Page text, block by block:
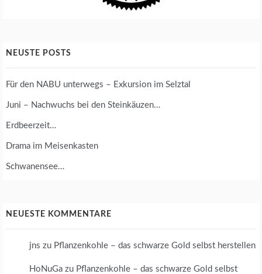
NEUSTE POSTS
Für den NABU unterwegs – Exkursion im Selztal
Juni – Nachwuchs bei den Steinkäuzen…
Erdbeerzeit…
Drama im Meisenkasten
Schwanensee…
NEUESTE KOMMENTARE
jns zu Pflanzenkohle – das schwarze Gold selbst herstellen
HoNuGa zu Pflanzenkohle – das schwarze Gold selbst